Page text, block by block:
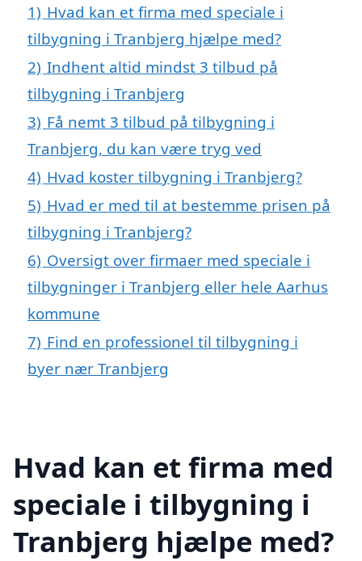
1) Hvad kan et firma med speciale i
tilbygning i Tranbjerg hjælpe med?
2) Indhent altid mindst 3 tilbud på
tilbygning i Tranbjerg
3) Få nemt 3 tilbud på tilbygning i
Tranbjerg, du kan være tryg ved
4) Hvad koster tilbygning i Tranbjerg?
5) Hvad er med til at bestemme prisen på
tilbygning i Tranbjerg?
6) Oversigt over firmaer med speciale i
tilbygninger i Tranbjerg eller hele Aarhus
kommune
7) Find en professionel til tilbygning i
byer nær Tranbjerg
Hvad kan et firma med
speciale i tilbygning i
Tranbjerg hjælpe med?